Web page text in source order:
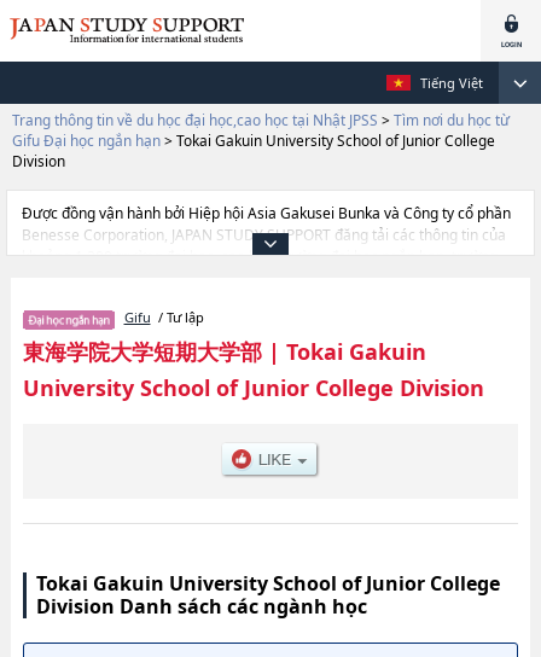
Tiếng Việt
Trang thông tin về du học đại học,cao học tại Nhật JPSS > Tìm nơi du học từ
Gifu Đại học ngắn hạn> Tokai Gakuin University School of Junior College
Division
Được đồng vận hành bởi Hiệp hội Asia Gakusei Bunka và Công ty cổ phần
Benesse Corporation, JAPAN STUDY SUPPORT đăng tải các thông tin của
khoảng 1.300 trường đại học, cao học, trường đại học ngắn hạn, trường
Junior College Division, và thông tin cần thiết dành cho du học sinh, như là
về các Ngành Early Childhood Education, thông tin về từng ngành học,
thông tin liên quan đến thi tuyển như số lượng tuyển sinh, số lượng trúng
tuyển, cở sở trang thiết bị, hướng dẫn địa điểm v.v...
Gifu / Tư lập
東海学院大学短期大学部| Tokai Gakuin
University School of Junior College Division
Tokai Gakuin University School of Junior College
Division Danh sách các ngành học